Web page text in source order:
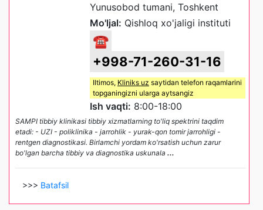
Yunusobod tumani, Toshkent
Mo'ljal: Qishloq xo'jaligi instituti
☎
+998-71-260-31-16
Iltimos, Kliniks uz saytidan telefon raqamlarini
topganingizni ularga aytsangiz
Ish vaqti: 8:00-18:00
SAMPI tibbiy klinikasi tibbiy xizmatlarning to'liq spektrini taqdim
etadi: - UZI - poliklinika - jarrohlik - yurak-qon tomir jarrohligi -
rentgen diagnostikasi. Birlamchi yordam ko'rsatish uchun zarur
bo'lgan barcha tibbiy va diagnostika uskunala ...
>>> Batafsil